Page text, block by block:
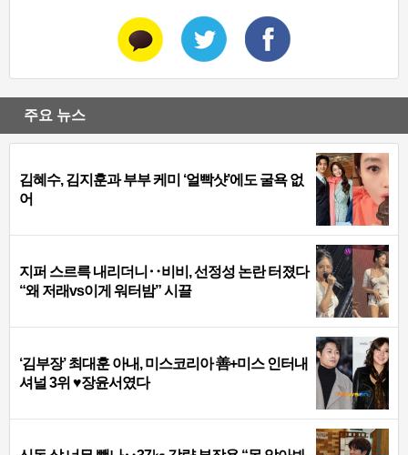
주요 뉴스
김혜수, 김지훈과 부부 케미 ‘얼빡샷’에도 굴욕 없
어
지퍼 스르륵 내리더니‥비비, 선정성 논란 터졌다
“왜 저래vs이게 워터밤” 시끌
‘김부장’ 최대훈 아내, 미스코리아 善+미스 인터내
셔널 3위 ♥장윤서였다